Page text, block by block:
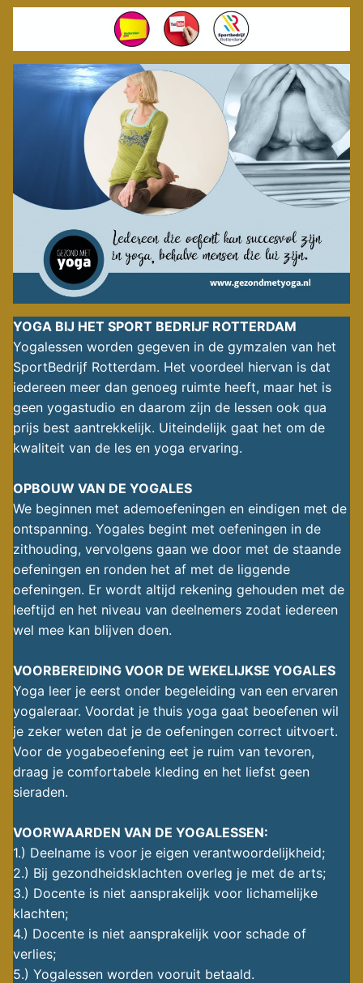
YOGA BIJ HET SPORT BEDRIJF ROTTERDAM
Yogalessen worden gegeven in de gymzalen van het
SportBedrijf Rotterdam. Het voordeel hiervan is dat
iedereen meer dan genoeg ruimte heeft, maar het is
geen yogastudio en daarom zijn de lessen ook qua
prijs best aantrekkelijk. Uiteindelijk gaat het om de
kwaliteit van de les en yoga ervaring.
OPBOUW VAN DE YOGALES
We beginnen met ademoefeningen en eindigen met de
ontspanning. Yogales begint met oefeningen in de
zithouding, vervolgens gaan we door met de staande
oefeningen en ronden het af met de liggende
oefeningen. Er wordt altijd rekening gehouden met de
leeftijd en het niveau van deelnemers zodat iedereen
wel mee kan blijven doen.
VOORBEREIDING VOOR DE WEKELIJKSE YOGALES
Yoga leer je eerst onder begeleiding van een ervaren
yogaleraar. Voordat je thuis yoga gaat beoefenen wil
je zeker weten dat je de oefeningen correct uitvoert.
Voor de yogabeoefening eet je ruim van tevoren,
draag je comfortabele kleding en het liefst geen
sieraden.
VOORWAARDEN VAN DE YOGALESSEN:
1.) Deelname is voor je eigen verantwoordelijkheid;
2.) Bij gezondheidsklachten overleg je met de arts;
3.) Docente is niet aansprakelijk voor lichamelijke
klachten;
4.) Docente is niet aansprakelijk voor schade of
verlies;
5.) Yogalessen worden vooruit betaald.